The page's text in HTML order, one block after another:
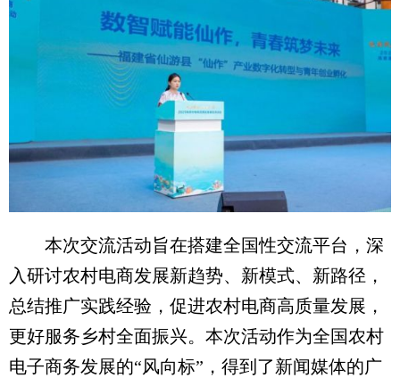
本次交流活动旨在搭建全国性交流平台，深
入研讨农村电商发展新趋势、新模式、新路径，
总结推广实践经验，促进农村电商高质量发展，
更好服务乡村全面振兴。本次活动作为全国农村
电子商务发展的“风向标”，得到了新闻媒体的广